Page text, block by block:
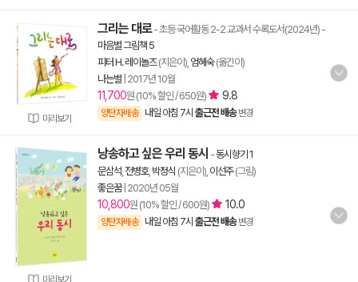
미리보기
그리는 대로- 초등 국어활동 2-2 교과서 수록도서(2024년) -
마음별 그림책 5
피터 H. 레이놀즈(지은이), 엄혜숙(옮긴이)
나는별 2017년 10월
11,700원 (10% 할인 / 650원) 9.8
양탄자배송 내일 아침 7시 출근전 배송 변경
미리보기
낭송하고 싶은 우리 동시 -동시향기 1
문삼석 전병호, 박정식 (지은이), 이선주(그림)
좋은꿈| 2020년 05월
10,800원 (10% 할인 / 600원) 10.0
양탄자배송 내일 아침 7시 출근전 배송 변경